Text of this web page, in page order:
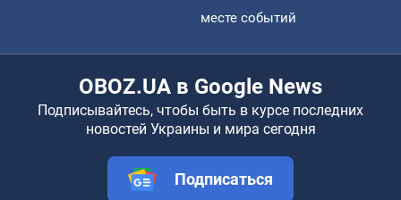
месте событий
OBOZ.UA в Google News
Подписывайтесь, чтобы быть в курсе последних
новостей Украины и мира сегодня
Подписаться